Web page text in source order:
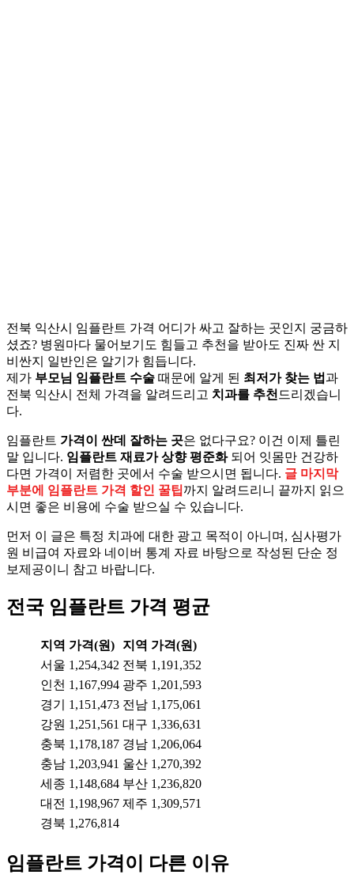
전북 익산시 임플란트 가격 어디가 싸고 잘하는 곳인지 궁금하
셨죠? 병원마다 물어보기도 힘들고 추천을 받아도 진짜 싼 지
비싼지 일반인은 알기가 힘듭니다.
제가 부모님 임플란트 수술 때문에 알게 된 최저가 찾는 법과
전북 익산시 전체 가격을 알려드리고 치과를 추천 드리겠습니
다.
임플란트 가격이 싼데 잘하는 곳은 없다구요? 이건 이제 틀린
말 입니다. 임플란트 재료가 상향 평준화 되어 잇몸만 건강하
다면 가격이 저렴한 곳에서 수술 받으시면 됩니다. 글 마지막
부분에 임플란트 가격 할인 꿀팁까지 알려드리니 끝까지 읽으
시면 좋은 비용에 수술 받으실 수 있습니다.
먼저 이 글은 특정 치과에 대한 광고 목적이 아니며, 심사평가
원 비급여 자료와 네이버 통계 자료 바탕으로 작성된 단순 정
보제공이니 참고 바랍니다.
전국 임플란트 가격 평균
지역 가격(원) 지역 가격(원)
서울 1,254,342 전북 1,191,352
인천 1,167,994 광주 1,201,593
경기
1,151,473 전남 1,175,061
강원 1,251,561 대구 1,336,631
충북 1,178,187 경남 1,206,064
충남 1,203,941 울산 1,270,392
세종 1,148,684 부산 1,236,820
대전 1,198,967 제주 1,309,571
경북 1,276,814
임플란트 가격이 다른 이유